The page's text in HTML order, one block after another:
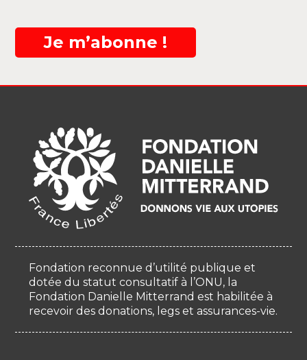
Je m’abonne !
Fondation reconnue d’utilité publique et
dotée du statut consultatif à l’ONU, la
Fondation Danielle Mitterrand est habilitée à
recevoir des donations, legs et assurances-vie.